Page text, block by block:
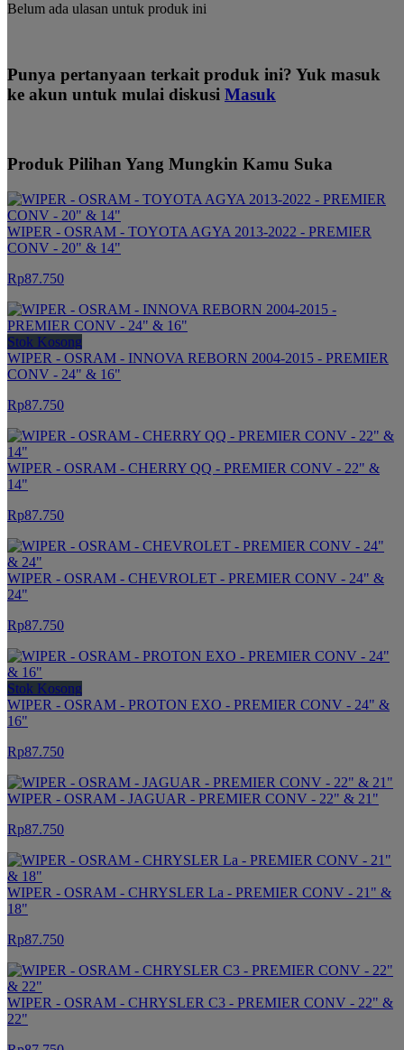
Belum ada ulasan untuk produk ini
Punya pertanyaan terkait produk ini? Yuk masuk
ke akun untuk mulai diskusi Masuk
Produk Pilihan Yang Mungkin Kamu Suka
WIPER - OSRAM - TOYOTA AGYA 2013-2022 - PREMIER
CONV - 20" & 14"
Rp87.750
Stok Kosong
WIPER - OSRAM - INNOVA REBORN 2004-2015 - PREMIER
CONV - 24" & 16"
Rp87.750
WIPER - OSRAM - CHERRY QQ - PREMIER CONV - 22" &
14"
Rp87.750
WIPER - OSRAM - CHEVROLET - PREMIER CONV - 24" &
24"
Rp87.750
Stok Kosong
WIPER - OSRAM - PROTON EXO - PREMIER CONV - 24" &
16"
Rp87.750
WIPER - OSRAM - JAGUAR - PREMIER CONV - 22" & 21"
Rp87.750
WIPER - OSRAM - CHRYSLER La - PREMIER CONV - 21" &
18"
Rp87.750
WIPER - OSRAM - CHRYSLER C3 - PREMIER CONV - 22" &
22"